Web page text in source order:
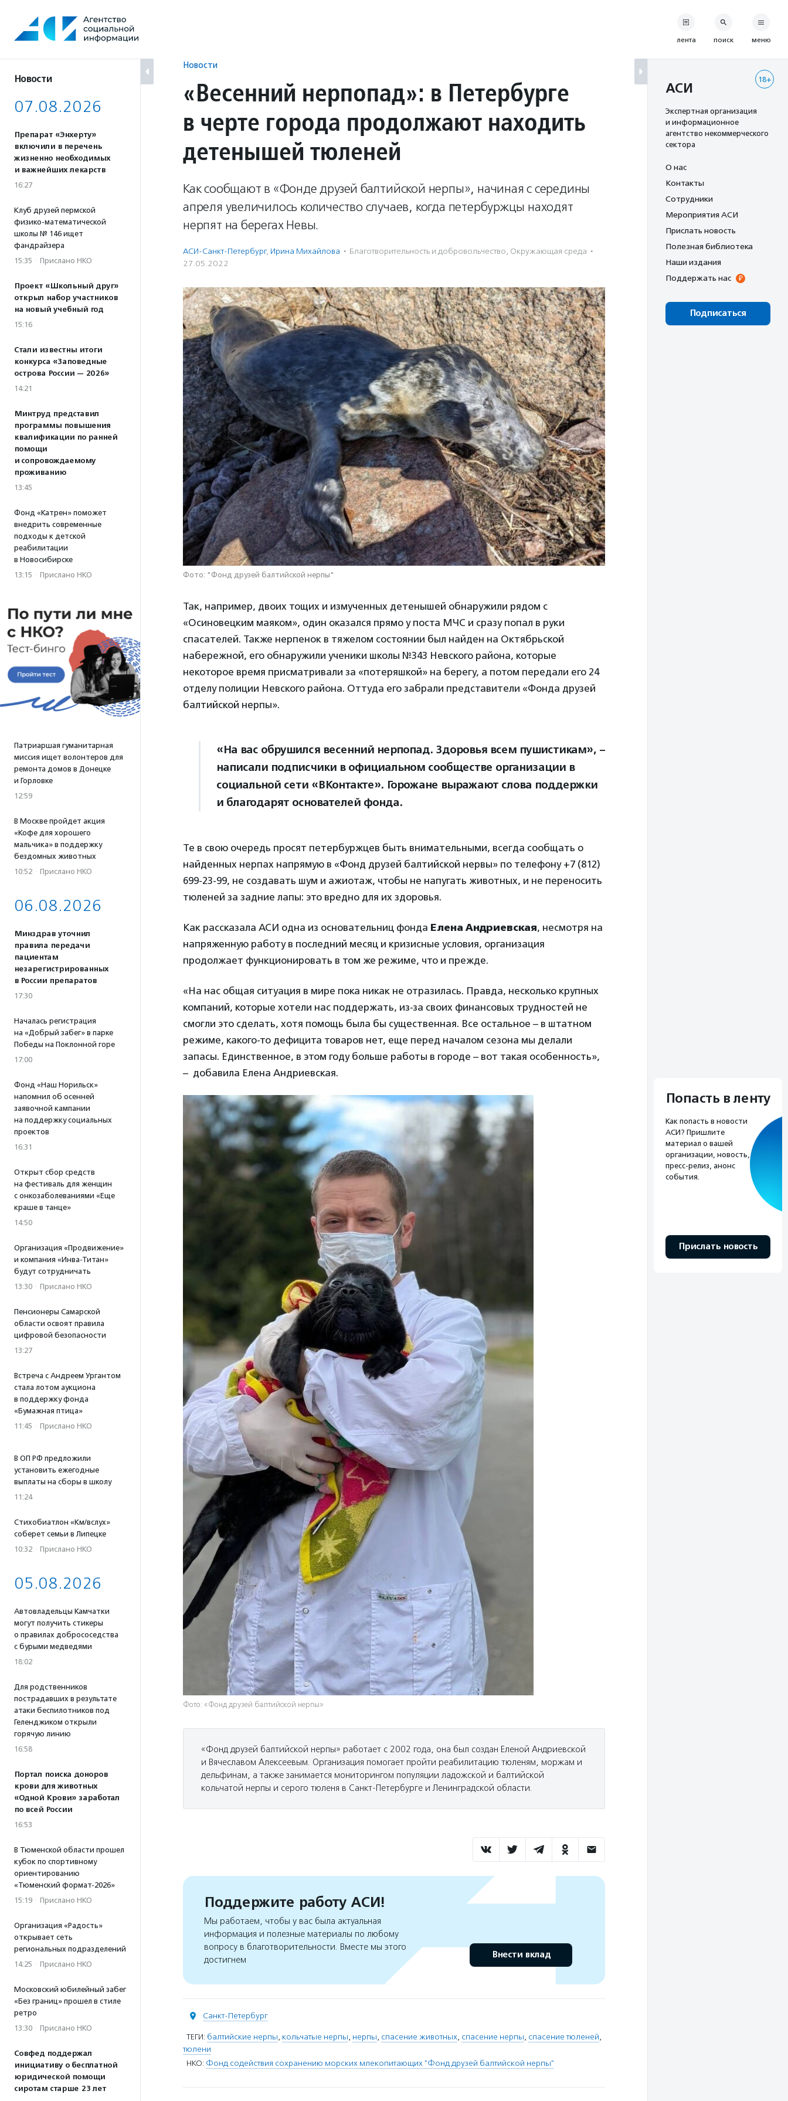
содержанию
Новости
07.08.2026
Препарат «Энхерту»
включили в перечень
жизненно необходимых
и важнейших лекарств
16:27
Клуб друзей пермской
физико-математической
школы № 146 ищет
фандрайзера
15:35 · Прислано НКО
Проект «Школьный друг»
открыл набор участников
на новый учебный год
15:16
Стали известны итоги
конкурса «Заповедные
острова России — 2026»
14:21
Минтруд представил
программы повышения
квалификации по ранней
помощи
и сопровождаемому
проживанию
13:45
Фонд «Катрен» поможет
внедрить современные
подходы к детской
реабилитации
в Новосибирске
13:15 · Прислано НКО
Патриаршая гуманитарная
миссия ищет волонтеров для
ремонта домов в Донецке
и Горловке
12:59
В Москве пройдет акция
«Кофе для хорошего
мальчика» в поддержку
бездомных животных
10:52 · Прислано НКО
06.08.2026
Минздрав уточнил
правила передачи
пациентам
незарегистрированных
в России препаратов
17:30
Началась регистрация
на «Добрый забег» в парке
Победы на Поклонной горе
17:00
Фонд «Наш Норильск»
напомнил об осенней
заявочной кампании
на поддержку социальных
проектов
16:31
Открыт сбор средств
на фестиваль для женщин
с онкозаболеваниями «Еще
краше в танце»
14:50
Организация «Продвижение»
и компания «Инва-Титан»
будут сотрудничать
13:30 · Прислано НКО
Пенсионеры Самарской
области освоят правила
цифровой безопасности
13:27
Встреча с Андреем Ургантом
стала лотом аукциона
в поддержку фонда
«Бумажная птица»
11:45 · Прислано НКО
В ОП РФ предложили
установить ежегодные
выплаты на сборы в школу
11:24
Стихобиатлон «Км/вслух»
соберет семьи в Липецке
10:32 · Прислано НКО
05.08.2026
Автовладельцы Камчатки
могут получить стикеры
о правилах добрососедства
с бурыми медведями
18:02
Для родственников
пострадавших в результате
атаки беспилотников под
Геленджиком открыли
горячую линию
16:58
Портал поиска доноров
крови для животных
«Одной Крови» заработал
по всей России
16:53
В Тюменской области прошел
кубок по спортивному
ориентированию
«Тюменский формат-2026»
15:19 · Прислано НКО
Организация «Радость»
открывает сеть
региональных подразделений
14:25 · Прислано НКО
Московский юбилейный забег
«Без границ» прошел в стиле
ретро
13:30 · Прислано НКО
Совфед поддержал
инициативу о бесплатной
юридической помощи
сиротам старше 23 лет
Новости
«Весенний нерпопад»: в Петербурге
в черте города продолжают находить
детенышей тюленей
Как сообщают в «Фонде друзей балтийской нерпы», начиная с середины
апреля увеличилось количество случаев, когда петербуржцы находят
нерпят на берегах Невы.
АСИ-Санкт-Петербург, Ирина Михайлова · Благотвори­тель­ность и доброволь­чест­во, Окружающая среда ·
27.05.2022
Фото: "Фонд друзей балтийской нерпы"
Так, например, двоих тощих и измученных детенышей обнаружили рядом с
«Осиновецким маяком», один оказался прямо у поста МЧС и сразу попал в руки
спасателей. Также нерпенок в тяжелом состоянии был найден на Октябрьской
набережной, его обнаружили ученики школы №343 Невского района, которые
некоторое время присматривали за «потеряшкой» на берегу, а потом передали его 24
отделу полиции Невского района. Оттуда его забрали представители «Фонда друзей
балтийской нерпы».
«На вас обрушился весенний нерпопад. Здоровья всем пушистикам», –
написали подписчики в официальном сообществе организации в
социальной сети «ВКонтакте». Горожане выражают слова поддержки
и благодарят основателей фонда.
Те в свою очередь просят петербуржцев быть внимательными, всегда сообщать о
найденных нерпах напрямую в «Фонд друзей балтийской нервы» по телефону +7 (812)
699-23-99, не создавать шум и ажиотаж, чтобы не напугать животных, и не переносить
тюленей за задние лапы: это вредно для их здоровья.
Как рассказала АСИ одна из основательниц фонда Елена Андриевская, несмотря на
напряженную работу в последний месяц и кризисные условия, организация
продолжает функционировать в том же режиме, что и прежде.
«На нас общая ситуация в мире пока никак не отразилась. Правда, несколько крупных
компаний, которые хотели нас поддержать, из-за своих финансовых трудностей не
смогли это сделать, хотя помощь была бы существенная. Все остальное – в штатном
режиме, какого-то дефицита товаров нет, еще перед началом сезона мы делали
запасы. Единственное, в этом году больше работы в городе – вот такая особенность»,
– добавила Елена Андриевская.
Фото: «Фонд друзей балтийской нерпы»
«Фонд друзей балтийской нерпы» работает с 2002 года, она был создан Еленой Андриевской
и Вячеславом Алексеевым. Организация помогает пройти реабилитацию тюленям, моржам и
дельфинам, а также занимается мониторингом популяции ладожской и балтийской
кольчатой нерпы и серого тюленя в Санкт-Петербурге и Ленинградской области.
Поддержите работу АСИ!
Мы работаем, чтобы у вас была актуальная
информация и полезные материалы по любому
вопросу в благотворительности. Вместе мы этого
достигнем
Внести вклад
Санкт-Петербург
ТЕГИ: балтийские нерпы, кольчатые нерпы, нерпы, спасение животных, спасение нерпы, спасение тюленей,
тюлени
НКО: Фонд содействия сохранению морских млекопитающих "Фонд друзей балтийской нерпы"
лента поиск меню
18+
АСИ
Экспертная организация
и информационное
агентство некоммерческого
сектора
О нас
Контакты
Сотрудники
Мероприятия АСИ
Прислать новость
Полезная библиотека
Наши издания
Поддержать нас
Подписаться
Попасть в ленту
Как попасть в новости
АСИ? Пришлите
материал о вашей
организации, новость,
пресс-релиз, анонс
события.
Прислать новость